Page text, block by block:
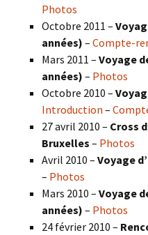
Photos
Octobre 2011 –
années) – Compte-
Mars 2011 – Voyage
années) – Photos
Octobre 2010 –
Introduction –
27 avril 2010 – Cross
Bruxelles – Photos
Avril 2010 – Voyage
– Photos
Mars 2010 – Voyage
années) – Photos
24 février 2010 –